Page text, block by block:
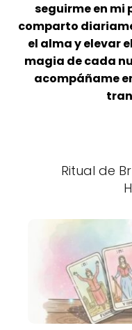
seguirme en mi
comparto
el alma y elevar
magia de cada
acompáñame
Ritual de